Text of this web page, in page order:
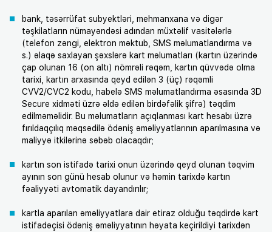
bank, təsərrüfat subyektləri, mehmanxana və digər
təşkilatların nümayəndəsi adından müxtəlif vasitələrlə
(telefon zəngi, elektron məktub, SMS məlumatlandırma və
s.) əlaqə saxlayan şəxslərə kart məlumatları (kartın üzərində
çap olunan 16 (on altı) nömrəli rəqəm, kartın qüvvədə olma
tarixi, kartın arxasında qeyd edilən 3 (üç) rəqəmli
CVV2/CVC2 kodu, habelə SMS məlumatlandırma əsasında 3D
Secure xidməti üzrə əldə edilən birdəfəlik şifrə) təqdim
edilməməlidir. Bu məlumatların açıqlanması kart hesabı üzrə
fırıldaqçılıq məqsədilə ödəniş əməliyyatlarının aparılmasına və
maliyyə itkilərinə səbəb olacaqdır;
kartın son istifadə tarixi onun üzərində qeyd olunan təqvim
ayının son günü hesab olunur və həmin tarixdə kartın
fəaliyyəti avtomatik dayandırılır;
kartla aparılan əməliyyatlara dair etiraz olduğu təqdirdə kart
istifadəçisi ödəniş əməliyyatının həyata keçirildiyi tarixdən